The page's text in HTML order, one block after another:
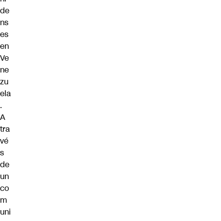
de
ns
es
en
Ve
ne
zu
ela
.
A
tra
vé
s
de
un
co
m
uni